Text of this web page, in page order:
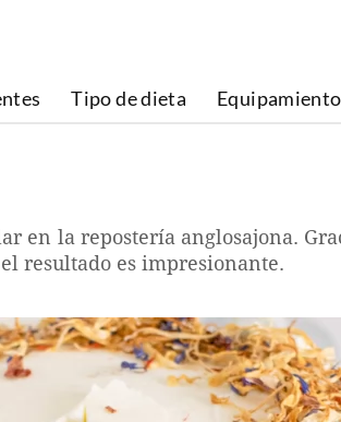
Tipo de dieta Equipamiento
en la repostería anglosajona.
resultado es impresionante.